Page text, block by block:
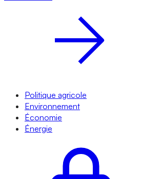
Politique agricole
Environnement
Économie
Énergie